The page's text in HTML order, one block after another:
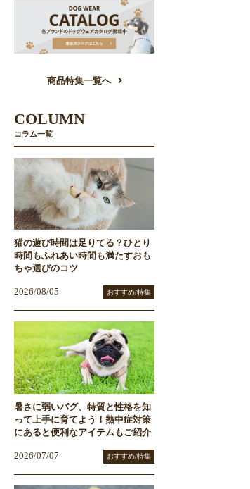
商品特集一覧へ
COLUMN
コラム一覧
猫の遊び時間は足りてる？ひとり
時間もふれあい時間も満たすおも
ちゃ選びのコツ
2026/08/05 おすすめ/特集
暑さに弱いパグ、特質と性格を知
って上手に育てよう！熱中症対策
にあると便利なアイテムもご紹介
2026/07/07 おすすめ/特集